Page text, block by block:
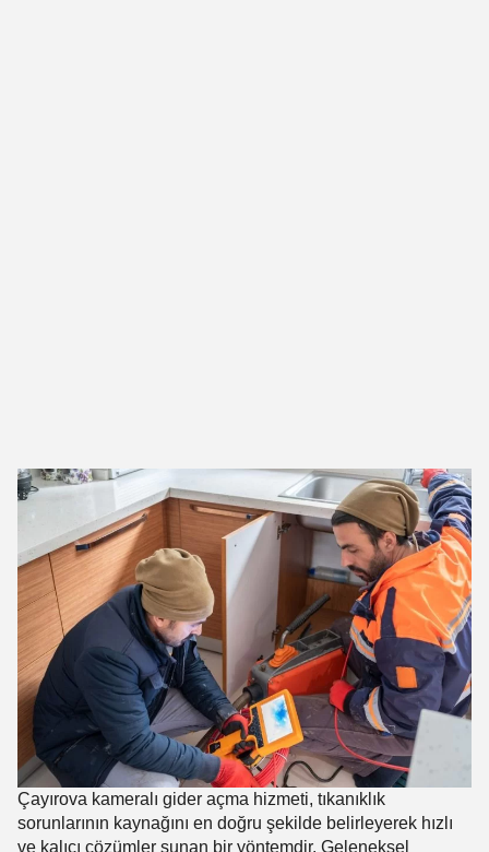
Çayırova kameralı gider açma hizmeti, tıkanıklık
sorunlarının kaynağını en doğru şekilde belirleyerek hızlı
ve kalıcı çözümler sunan bir yöntemdir. Geleneksel